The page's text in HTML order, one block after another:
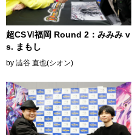
超CSⅥ福岡 Round 2：みみみ v
s. まもし
by 澁谷 直也(シオン)